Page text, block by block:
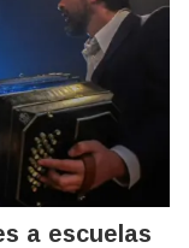
a escuelas